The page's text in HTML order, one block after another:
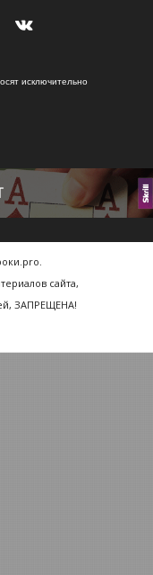
исключительно
сайта,
ЗАПРЕЩЕНА!